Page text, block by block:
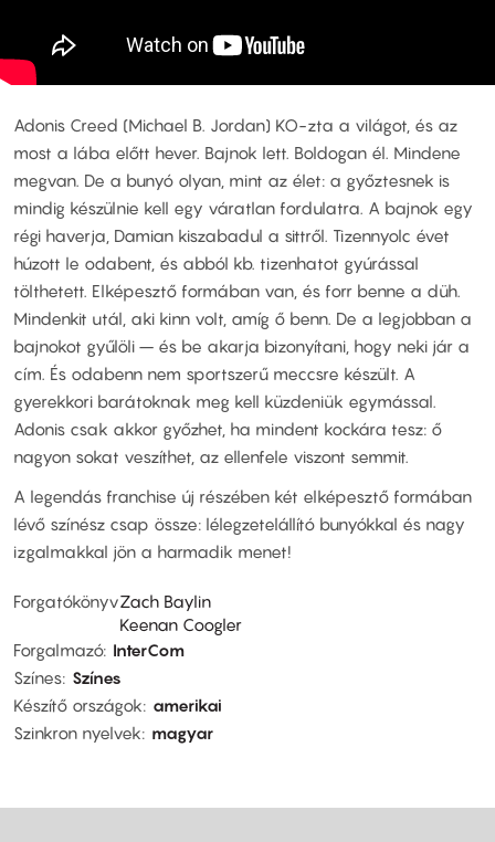
Adonis Creed (Michael B. Jordan) KO-zta a világot, és az
most a lába előtt hever. Bajnok lett. Boldogan él. Mindene
megvan. De a bunyó olyan, mint az élet: a győztesnek is
mindig készülnie kell egy váratlan fordulatra. A bajnok egy
régi haverja, Damian kiszabadul a sittről. Tizennyolc évet
húzott le odabent, és abból kb. tizenhatot gyúrással
tölthetett. Elképesztő formában van, és forr benne a düh.
Mindenkit utál, aki kinn volt, amíg ő benn. De a legjobban a
bajnokot gyűlöli – és be akarja bizonyítani, hogy neki jár a
cím. És odabenn nem sportszerű meccsre készült. A
gyerekkori barátoknak meg kell küzdeniük egymással.
Adonis csak akkor győzhet, ha mindent kockára tesz: ő
nagyon sokat veszíthet, az ellenfele viszont semmit.
A legendás franchise új részében két elképesztő formában
lévő színész csap össze: lélegzetelállító bunyókkal és nagy
izgalmakkal jön a harmadik menet!
ForgatókönyvZach Baylin
Keenan Coogler
Forgalmazó InterCom
Színes Színes
Készítő országok
amerikai
Szinkron nyelvek
magyar